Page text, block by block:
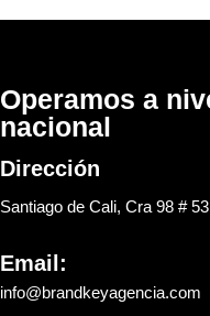
Operamos a
nacional
Dirección
Santiago de Cali, Cra 98 #
Email:
info@brandkeyagencia.com